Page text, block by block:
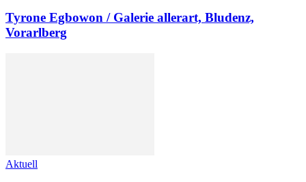
Tyrone Egbowon / Galerie allerart, Bludenz,
Vorarlberg
Aktuell